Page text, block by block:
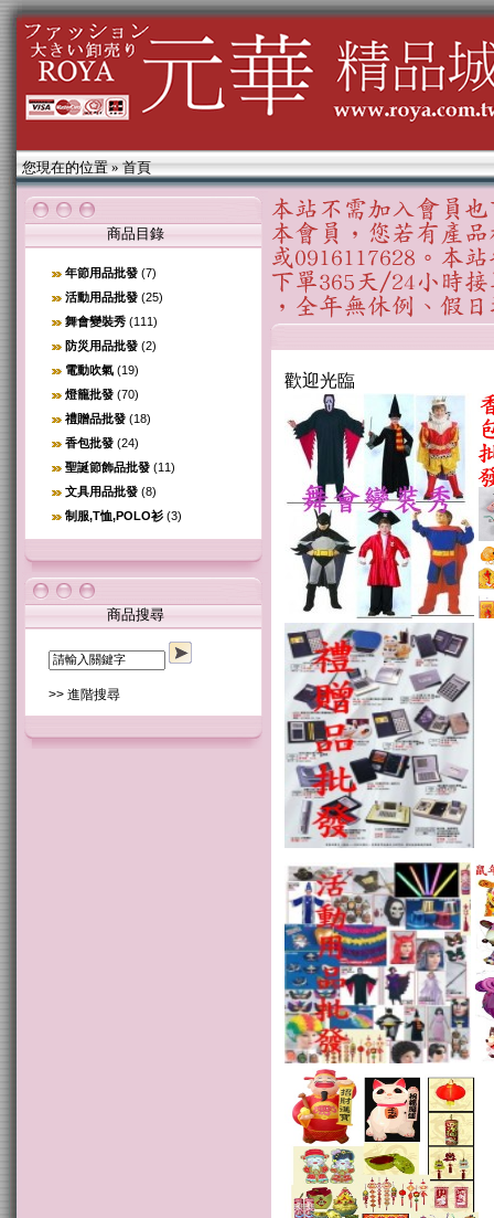
您現在的位置»首頁
商品目錄
年節用品批發 (7)
活動用品批發 (25)
舞會變裝秀 (111)
防災用品批發 (2)
電動吹氣 (19)
燈籠批發 (70)
禮贈品批發 (18)
香包批發 (24)
聖誕節飾品批發 (11)
文具用品批發 (8)
制服,T恤,POLO衫 (3)
商品搜尋
>> 進階搜尋
歡迎光臨